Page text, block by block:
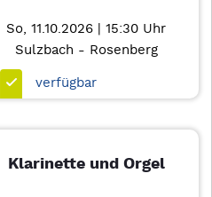
So, 11.10.2026 | 15:30 Uhr
Sulzbach - Rosenberg
verfügbar
Klarinette und Orgel